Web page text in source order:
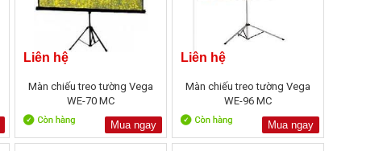
Liên hệ
Màn chiếu treo tường Vega
WE-70 MC
Mua ngay
Liên hệ
Màn chiếu treo tường Vega
WE-96 MC
Mua ngay